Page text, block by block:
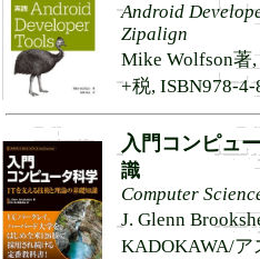
Android
Zipalign
Mike Wolfson著
+税, ISBN978-4-
入門コンピュ
識
Computer
J. Glenn
KADOKAWA/ア